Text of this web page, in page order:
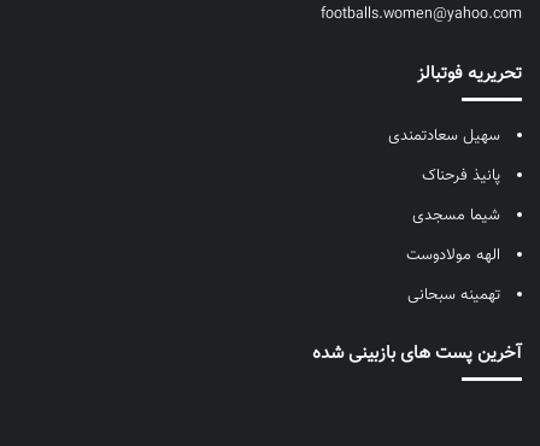
footballs.women@yahoo.com
تحریریه فوتبالز
سهیل سعادتمندی
پانیذ فرحناک
شیما مسجدی
الهه مولادوست
تهمینه سبحانی
آخرین پست های بازبینی شده